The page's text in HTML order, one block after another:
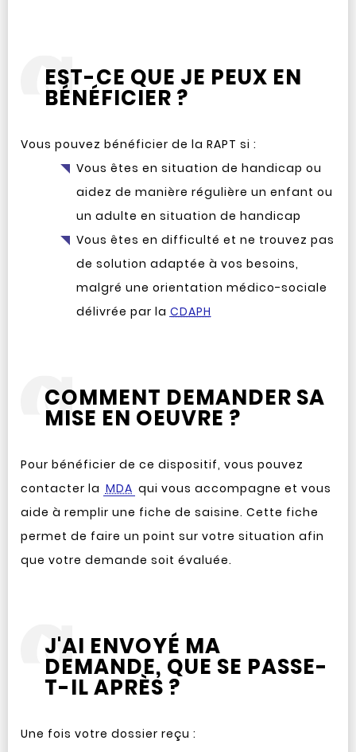
EST-CE QUE JE PEUX EN
BÉNÉFICIER ?
Vous pouvez bénéficier de la RAPT si :
Vous êtes en situation de handicap ou
aidez de manière régulière un enfant ou
un adulte en situation de handicap
Vous êtes en difficulté et ne trouvez pas
de solution adaptée à vos besoins,
malgré une orientation médico-sociale
délivrée par la CDAPH
COMMENT DEMANDER SA
MISE EN OEUVRE ?
Pour bénéficier de ce dispositif, vous pouvez
contacter la MDA qui vous accompagne et vous
aide à remplir une fiche de saisine. Cette fiche
permet de faire un point sur votre situation afin
que votre demande soit évaluée.
J'AI ENVOYÉ MA
DEMANDE, QUE SE PASSE-
T-IL APRÈS ?
Une fois votre dossier reçu :